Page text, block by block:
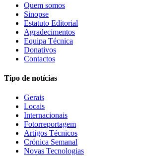
Quem somos
Sinopse
Estatuto Editorial
Agradecimentos
Equipa Técnica
Donativos
Contactos
Tipo de notícias
Gerais
Locais
Internacionais
Fotorreportagem
Artigos Técnicos
Crónica Semanal
Novas Tecnologias